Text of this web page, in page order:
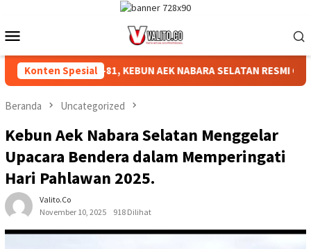
konten
Mobile
Konten Spesial
RI KE-81, KEBUN AEK NABARA SELATAN RESMI GELAR
Beranda Uncategorized
‎Kebun Aek Nabara Selatan Menggelar
Upacara Bendera dalam Memperingati
Hari Pahlawan 2025.
Valito.co
November 10, 2025
918 Dilihat